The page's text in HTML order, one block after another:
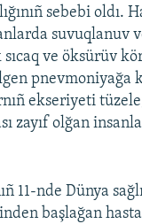
sebebi oldı.
suvuqlanuv
ve öksürüv
pnevmoniyağa
ekseriyeti
zayıf olğan
11-nde Dünya
başlağan